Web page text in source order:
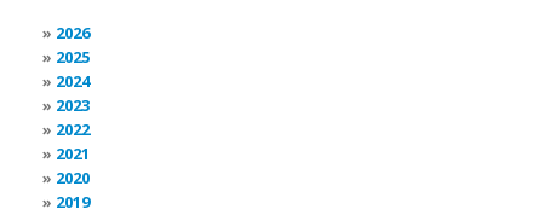
2026
2025
2024
2023
2022
2021
2020
2019